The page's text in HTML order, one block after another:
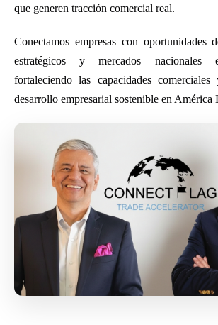
que generen tracción comercial real.
Conectamos empresas con oportunidades
estratégicos y mercados nacionales
fortaleciendo las capacidades
desarrollo empresarial sostenible en América